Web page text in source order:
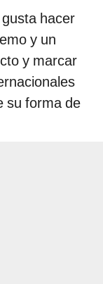
hacer
y un
y marcar
su forma de